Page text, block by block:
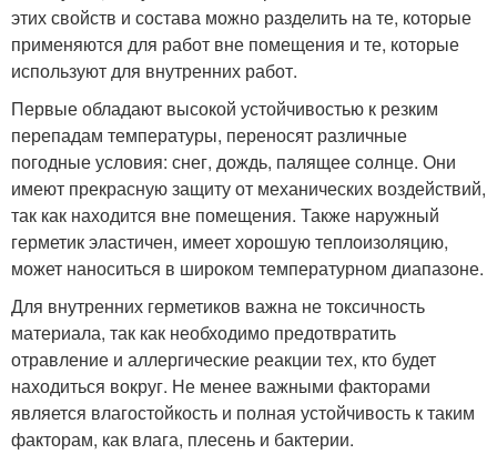
этих свойств и состава можно разделить на те, которые
применяются для работ вне помещения и те, которые
используют для внутренних работ.
Первые обладают высокой устойчивостью к резким
перепадам температуры, переносят различные
погодные условия: снег, дождь, палящее солнце. Они
имеют прекрасную защиту от механических воздействий,
так как находится вне помещения. Также наружный
герметик эластичен, имеет хорошую теплоизоляцию,
может наноситься в широком температурном диапазоне.
Для внутренних герметиков важна не токсичность
материала, так как необходимо предотвратить
отравление и аллергические реакции тех, кто будет
находиться вокруг. Не менее важными факторами
является влагостойкость и полная устойчивость к таким
факторам, как влага, плесень и бактерии.